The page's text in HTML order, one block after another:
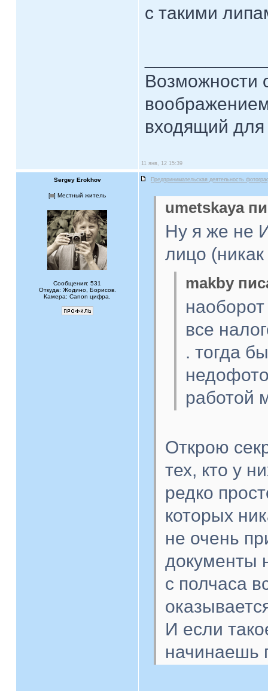
с такими
Возможности
входящий
11 янв, 12 15:39
Sergey Erokhov Предпринимательская деятельность
[ ] Местный житель
Сообщения: 531
Откуда: Жодино, Борисов.
Камера: Canon цифра.
umetskaya
Ну я же не
лицо (никак
makby
все
. тогда
работой
Открою
тех, кто у
редко
которых
не очень
документы
с полчаса
И если
начинаешь